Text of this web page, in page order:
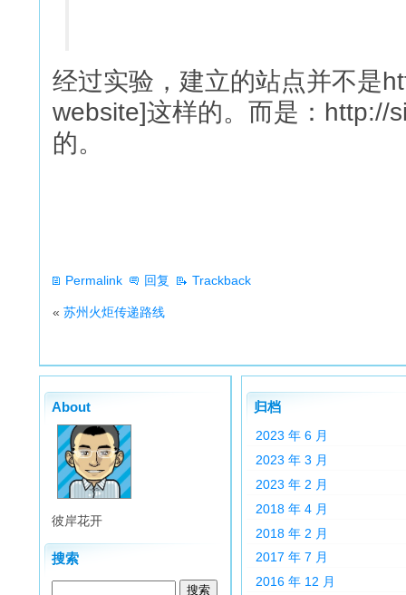
经过实验，建立的站点并不是
website]这样的。而是：http://
的。
Permalink 回复 Trackback
« 苏州火炬传递路线
About
彼岸花开
搜索
归档
2023 年 6 月
2023 年 3 月
2023 年 2 月
2018 年 4 月
2018 年 2 月
2017 年 7 月
2016 年 12 月